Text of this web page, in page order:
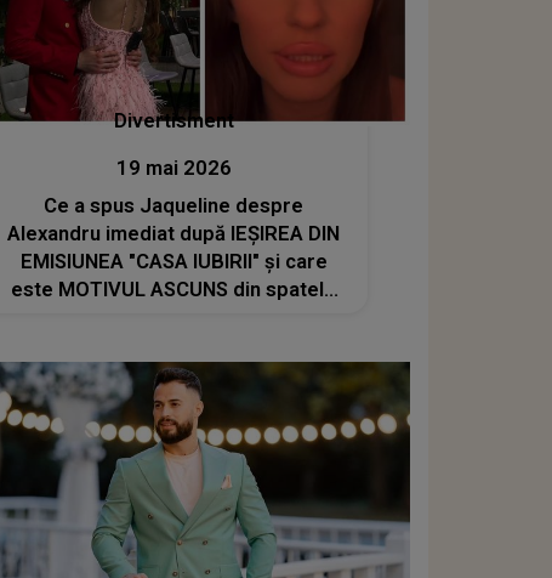
Divertisment
19 mai 2026
Ce a spus Jaqueline despre
Alexandru imediat după IEȘIREA DIN
EMISIUNEA "CASA IUBIRII" și care
este MOTIVUL ASCUNS din spatele
părea..."